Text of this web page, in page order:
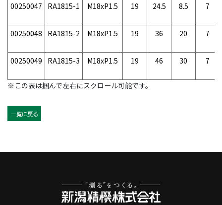
00250047 RA1815-1 M18xP1.5 19 24.5 8.5 7
00250048 RA1815-2 M18xP1.5 19 36 20 7
00250049 RA1815-3 M18xP1.5 19 46 30 7
※この表は掴んで左右にスクロール可能です。
一覧に戻る